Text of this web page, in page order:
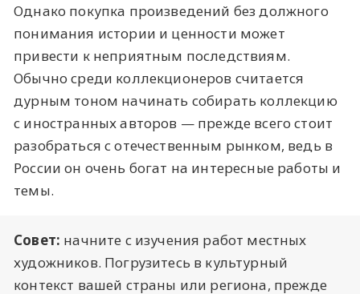
Однако покупка произведений без должного
понимания истории и ценности может
привести к неприятным последствиям.
Обычно среди коллекционеров считается
дурным тоном начинать собирать коллекцию
с иностранных авторов — прежде всего стоит
разобраться с отечественным рынком, ведь в
России он очень богат на интересные работы и
темы.
Совет: начните с изучения работ местных
художников. Погрузитесь в культурный
контекст вашей страны или региона, прежде